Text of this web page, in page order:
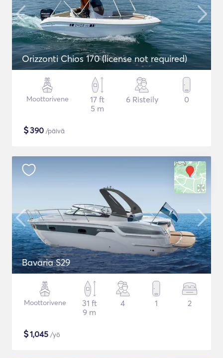
Orizzonti Chios 170 (license not required)
Moottorivene
17 ft
5 m
6 Risteily 0
$390 /päivä
Bavaria S29
Moottorivene
31 ft
9 m
4 1 2
$1,045 /yö